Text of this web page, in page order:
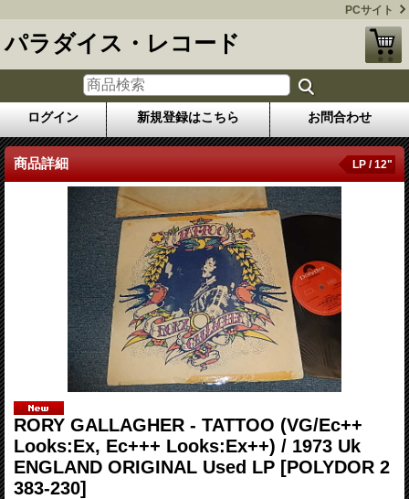
PCサイト
パラダイス・レコード
ログイン 新規登録はこちら お問合わせ
商品詳細 LP / 12"
RORY GALLAGHER - TATTOO (VG/Ec++
Looks:Ex, Ec+++ Looks:Ex++) / 1973 Uk
ENGLAND ORIGINAL Used LP [POLYDOR 2
383-230]